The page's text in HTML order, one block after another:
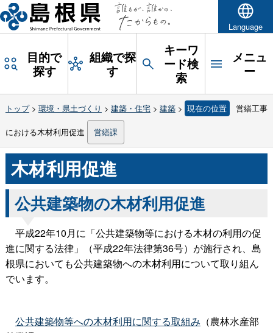
Language
目的で
探す
組織で探
す
キーワ
ード検
索
メニュ
ー
トップ> 環境・県土づくり > 建築・住宅> 建築> 現在の位置 営繕工事
における木材利用促進 営繕課
木材利用促進
公共建築物の木材利用促進
平成22年10月に「公共建築物等における木材の利用の促
進に関する法律」（平成22年法律第36号）が施行され、島
根県においても公共建築物への木材利用について取り組ん
でいます。
公共建築物等への木材利用に関する取組み （農林水産部